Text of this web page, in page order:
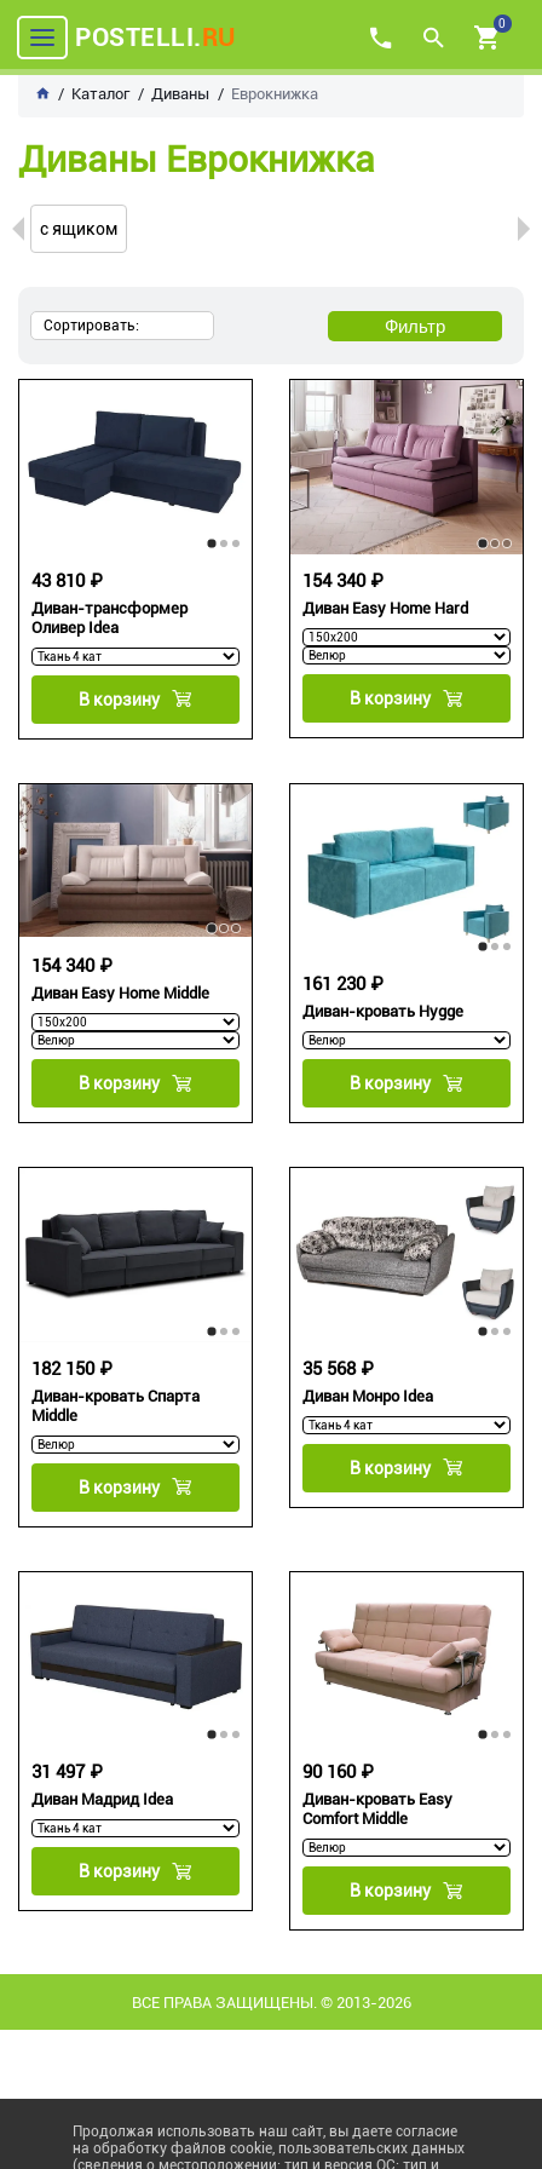
POSTELLI.RU 0
Каталог Диваны Еврокнижка
Диваны Еврокнижка
с ящиком
Сортировать: Фильтр
Диван-трансформер
Оливер Idea
43 810 ₽
В корзину
Диван Easy Home Hard
154 340 ₽
В корзину
Диван Easy Home Middle
154 340 ₽
В корзину
Диван-кровать Hygge
161 230 ₽
В корзину
Диван-кровать Спарта
Middle
182 150 ₽
В корзину
Диван Монро Idea
35 568 ₽
В корзину
Диван Мадрид Idea
31 497 ₽
В корзину
Диван-кровать Easy
Comfort Middle
90 160 ₽
В корзину
ВСЕ ПРАВА ЗАЩИЩЕНЫ. © 2013-2026
Продолжая использовать наш сайт, вы даете согласие
на обработку файлов cookie, пользовательских данных